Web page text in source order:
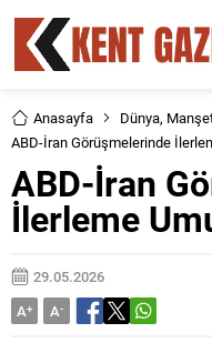
Anasayfa Dünya,
ABD-İran Görüşmelerinde
ABD-İran
İlerleme
29.05.2026
A+ A-